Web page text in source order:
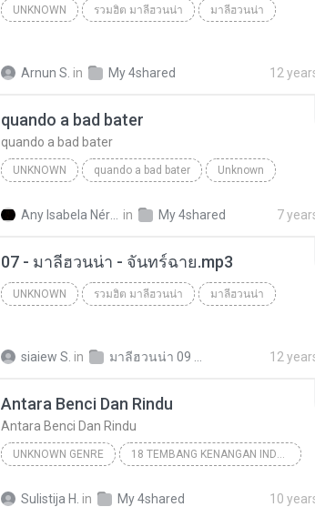
UNKNOWN รวมฮิต มาลีฮวนน่า มาลีฮวนน่า
Arnun S. in My 4shared 12
quando a bad bater
quando a bad bater
UNKNOWN quando a bad bater Unknown
in My 4shared 7
07 - มาลีฮวนน่า - จันทร์ฉาย.mp3
UNKNOWN รวมฮิต มาลีฮวนน่า มาลีฮวนน่า
siaiew S. in 12
Antara Benci Dan Rindu
Antara Benci Dan Rindu
UNKNOWN GENRE 18 TEMBANG KENANGAN INDONESIA 70-80 VOL.1
Sulistija H. in My 4shared 10